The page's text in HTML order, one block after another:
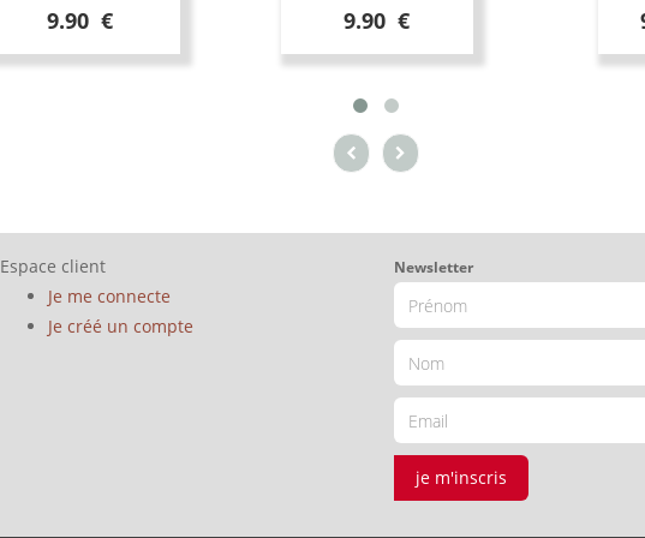
9.90 € 9.90 €
Espace client
Je me connecte
Je créé un compte
Newsletter
je m'inscris